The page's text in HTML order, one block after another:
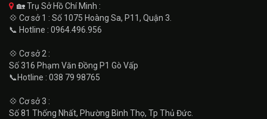
🏡 Trụ Sở Hồ Chí Minh :
💠 Cơ sở 1 : Số 1075 Hoàng Sa, P11, Quận 3.
📞 Hotline : 0964.496.956
💠 Cơ sở 2 :
Số 316 Phạm Văn Đồng P1 Gò Vấp
📞Hotline : 038 79 98765
💠 Cơ sở 3 :
Số 81 Thống Nhất, Phường Bình Thọ, Tp Thủ Đức.